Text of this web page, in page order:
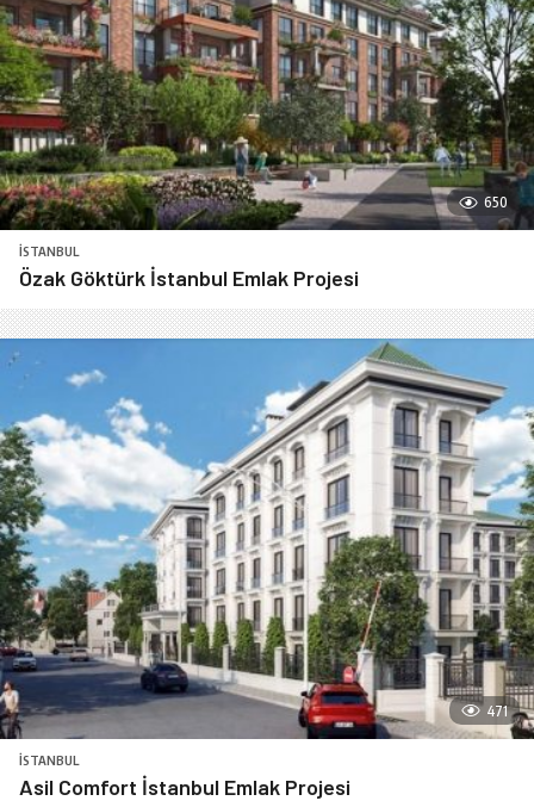
650
İSTANBUL
Özak Göktürk İstanbul Emlak Projesi
471
İSTANBUL
Asil Comfort İstanbul Emlak Projesi